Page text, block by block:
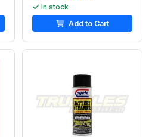
In stock
Add to Cart